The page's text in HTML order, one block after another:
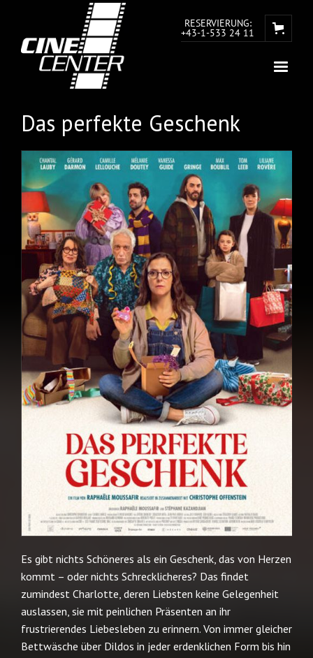
RESERVIERUNG:
+43-1-533 24 11